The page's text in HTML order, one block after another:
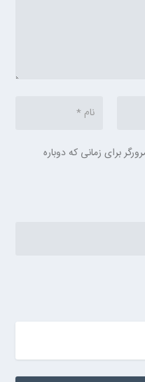
برای زمانی که دوباره